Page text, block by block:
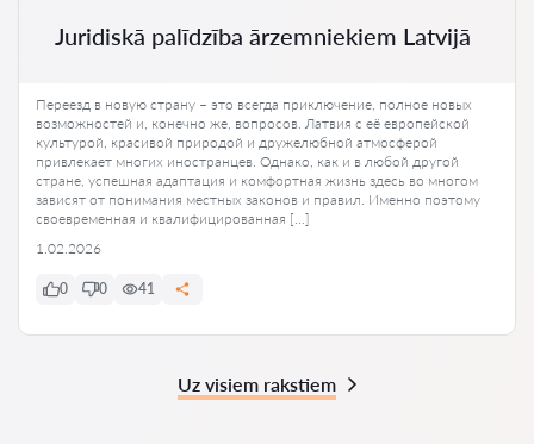
Juridiskā palīdzība ārzemniekiem Latvijā
Переезд в новую страну – это всегда приключение, полное новых
возможностей и, конечно же, вопросов. Латвия с её европейской
культурой, красивой природой и дружелюбной атмосферой
привлекает многих иностранцев. Однако, как и в любой другой
стране, успешная адаптация и комфортная жизнь здесь во многом
зависят от понимания местных законов и правил. Именно поэтому
своевременная и квалифицированная […]
1.02.2026
0 0 41
Uz visiem rakstiem